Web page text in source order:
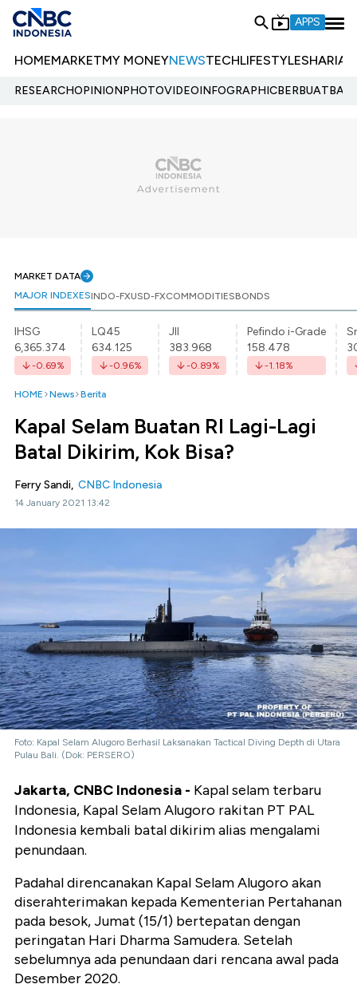
APPS
HOMEMARKETMY MONEYNEWSTECHLIFESTYLESHARIA
RESEARCHOPINIONPHOTOVIDEOINFOGRAPHIC
MARKET DATA
MAJOR INDEXESINDO-FXUSD-FXCOMMODITIESBONDS
IHSG
6,365.374
-0.69%
LQ45
634.125
-0.96%
JII
383.968
-0.89%
Pefindo i-Grade
158.478
-1.18%
HOME News Berita
Kapal Selam Buatan RI Lagi-Lagi
Batal Dikirim, Kok Bisa?
Ferry Sandi, CNBC Indonesia
14 January 2021 13:42
Foto: Kapal Selam Alugoro Berhasil Laksanakan Tactical Diving Depth di Utara
Pulau Bali. (Dok: PERSERO)
Jakarta, CNBC Indonesia - Kapal selam terbaru
Indonesia, Kapal Selam Alugoro rakitan PT PAL
Indonesia kembali batal dikirim alias mengalami
penundaan.
Padahal direncanakan Kapal Selam Alugoro akan
diserahterimakan kepada Kementerian Pertahanan
pada besok, Jumat (15/1) bertepatan dengan
peringatan Hari Dharma Samudera. Setelah
sebelumnya ada penundaan dari rencana awal pada
Desember 2020.